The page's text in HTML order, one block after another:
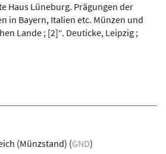
Haus Lüneburg. Prägungen der
in Bayern, Italien etc. Münzen und
Lande ; [2]“. Deuticke, Leipzig ;
(Münzstand) (GND)